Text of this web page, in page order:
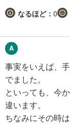
なるほど： 0
事実をいえば、
でました。
といっても、今
違います。
ちなみにその時